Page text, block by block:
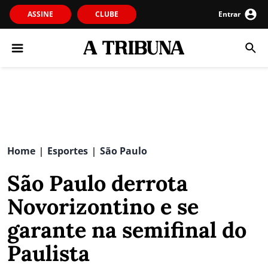
ASSINE CLUBE Entrar
Home | Esportes | São Paulo
São Paulo derrota
Novorizontino e se
garante na semifinal do
Paulista